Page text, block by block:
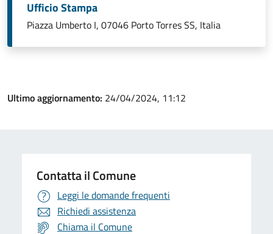
Ufficio Stampa
Piazza Umberto I, 07046 Porto Torres SS, Italia
Ultimo aggiornamento: 24/04/2024, 11:12
Contatta il Comune
Leggi le domande frequenti
Richiedi assistenza
Chiama il Comune